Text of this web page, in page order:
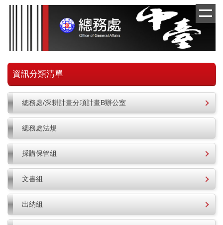
跳
資訊分類清單
總務處/深耕計畫分項計畫B辦公室
總務處法規
採購保管組
文書組
出納組